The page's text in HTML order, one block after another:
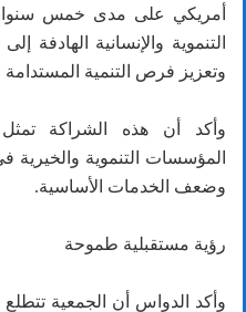
أمريكي على مدى خمس سنوات
التنموية والإنسانية الهادفة
وتعزيز فرص التنمية
وأكد أن هذه الشراكة
المؤسسات التنموية والخيرية
وضعف الخدمات الأساسية.
رؤية مستقبلية طموحة
وأكد الدواس أن الجمعية تتطلع